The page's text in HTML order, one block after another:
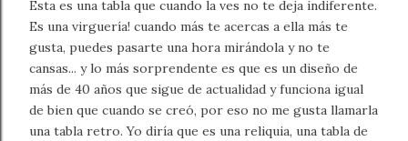
Esta es una tabla que cuando la ves no te deja indiferente.
Es una virguería! cuando más te acercas a ella más te
gusta, puedes pasarte una hora mirándola y no te
cansas... y lo más sorprendente es que es un diseño de
más de 40 años que sigue de actualidad y funciona igual
de bien que cuando se creó, por eso no me gusta llamarla
una tabla retro. Yo diría que es una reliquia, una tabla de